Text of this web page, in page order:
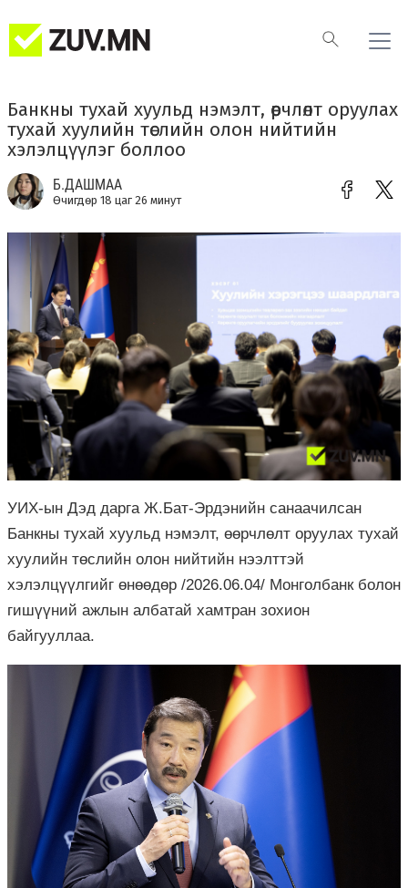
Банкны тухай хуульд нэмэлт, өөрчлөлт оруулах
тухай хуулийн төслийн олон нийтийн
хэлэлцүүлэг боллоо
Б.ДАШМАА
Өчигдөр 18 цаг 26 минут
УИХ-ын Дэд дарга Ж.Бат-Эрдэнийн санаачилсан
Банкны тухай хуульд нэмэлт, өөрчлөлт оруулах тухай
хуулийн төслийн олон нийтийн нээлттэй
хэлэлцүүлгийг өнөөдөр /2026.06.04/ Монголбанк болон
гишүүний ажлын албатай хамтран зохион
байгууллаа.